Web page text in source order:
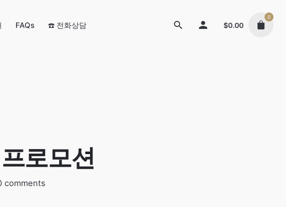
FAQs ☎️ 전화상담 $0.00
0
로모션
comments